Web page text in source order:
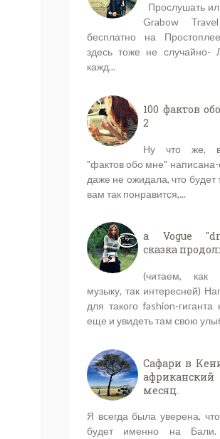
Прослушать
Grabow
бесплатно на
здесь тоже не
кажд...
100 фактов
2
Ну что же,
"фактов обо мне" написана-
даже не ожидала, что будет
вам так понравится,...
a Vogue
сказка
(читаем, как
музыку, так интересней)
для такого fashion-гиганта
еще и увидеть там свою
Сафари в
месяц.
Я всегда была уверена,
будет именно на